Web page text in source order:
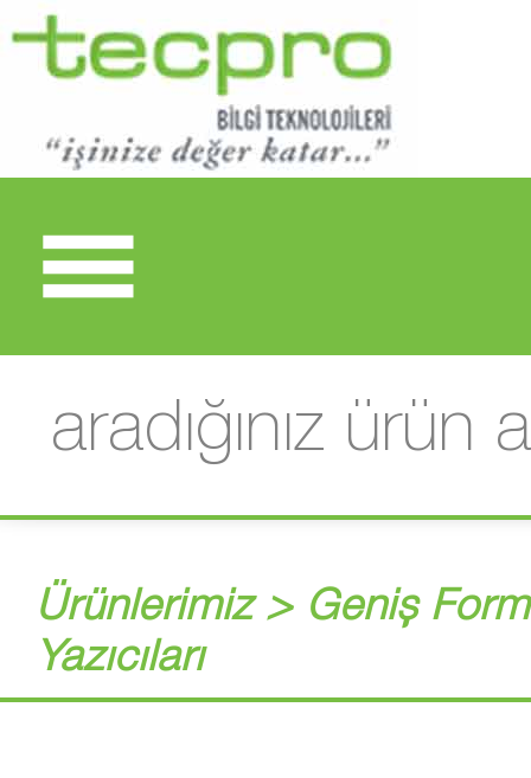
Ürünlerimiz > Geniş
Yazıcıları